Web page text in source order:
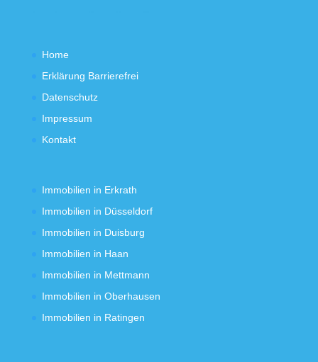
Home
Erklärung Barrierefrei
Datenschutz
Impressum
Kontakt
Immobilien in Erkrath
Immobilien in Düsseldorf
Immobilien in Duisburg
Immobilien in Haan
Immobilien in Mettmann
Immobilien in Oberhausen
Immobilien in Ratingen